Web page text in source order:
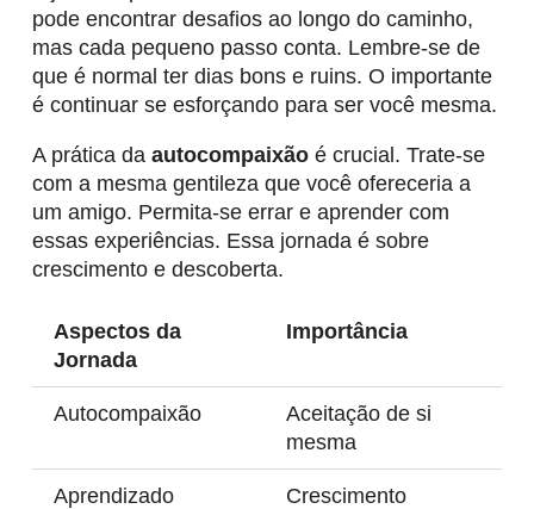
pode encontrar desafios ao longo do caminho,
mas cada pequeno passo conta. Lembre-se de
que é normal ter dias bons e ruins. O importante
é continuar se esforçando para ser você mesma.
A prática da autocompaixão é crucial. Trate-se
com a mesma gentileza que você ofereceria a
um amigo. Permita-se errar e aprender com
essas experiências. Essa jornada é sobre
crescimento e descoberta.
Aspectos da
Jornada
Importância
Autocompaixão
Aceitação de si
mesma
Aprendizado
Crescimento